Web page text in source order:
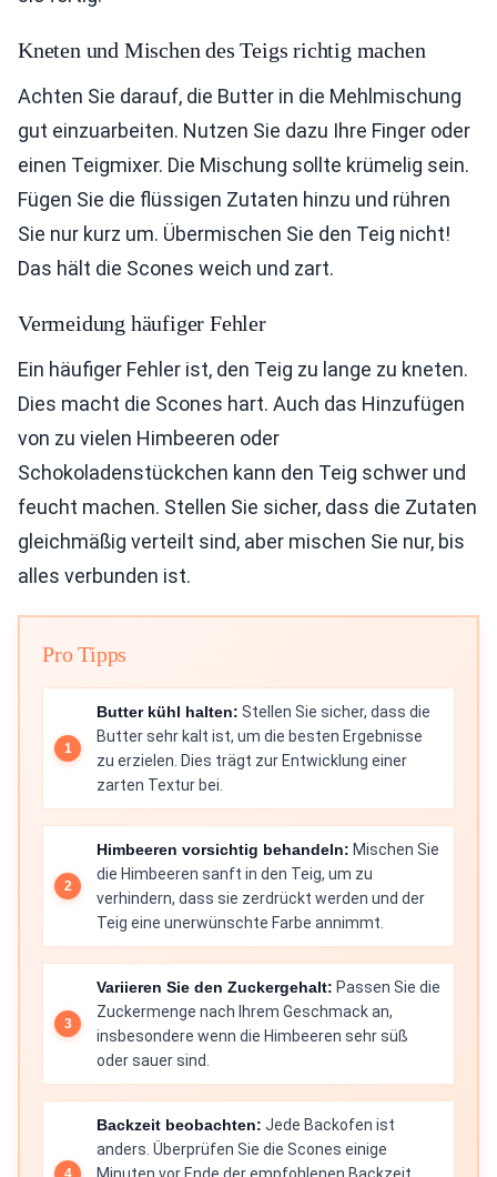
Kneten und Mischen des Teigs richtig machen
Achten Sie darauf, die Butter in die Mehlmischung
gut einzuarbeiten. Nutzen Sie dazu Ihre Finger oder
einen Teigmixer. Die Mischung sollte krümelig sein.
Fügen Sie die flüssigen Zutaten hinzu und rühren
Sie nur kurz um. Übermischen Sie den Teig nicht!
Das hält die Scones weich und zart.
Vermeidung häufiger Fehler
Ein häufiger Fehler ist, den Teig zu lange zu kneten.
Dies macht die Scones hart. Auch das Hinzufügen
von zu vielen Himbeeren oder
Schokoladenstückchen kann den Teig schwer und
feucht machen. Stellen Sie sicher, dass die Zutaten
gleichmäßig verteilt sind, aber mischen Sie nur, bis
alles verbunden ist.
Pro Tipps
Butter kühl halten: Stellen Sie sicher, dass die
Butter sehr kalt ist, um die besten Ergebnisse
zu erzielen. Dies trägt zur Entwicklung einer
zarten Textur bei.
Himbeeren vorsichtig behandeln: Mischen Sie
die Himbeeren sanft in den Teig, um zu
verhindern, dass sie zerdrückt werden und der
Teig eine unerwünschte Farbe annimmt.
Variieren Sie den Zuckergehalt: Passen Sie die
Zuckermenge nach Ihrem Geschmack an,
insbesondere wenn die Himbeeren sehr süß
oder sauer sind.
Backzeit beobachten: Jede Backofen ist
anders. Überprüfen Sie die Scones einige